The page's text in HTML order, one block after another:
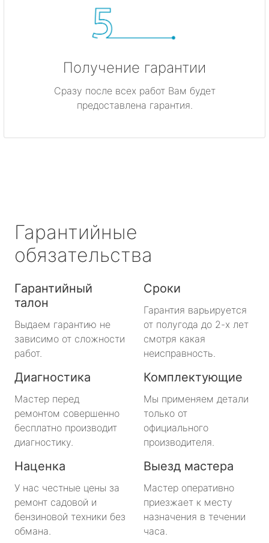
Получение гарантии
Сразу после всех работ Вам будет
предоставлена гарантия.
Гарантийные
обязательства
Гарантийный
талон
Выдаем гарантию не
зависимо от сложности
работ.
Сроки
Гарантия варьируется
от полугода до 2-х лет
смотря какая
неисправность.
Диагностика
Мастер перед
ремонтом совершенно
бесплатно производит
диагностику.
Комплектующие
Мы применяем детали
только от
официального
производителя.
Наценка
У нас честные цены за
ремонт садовой и
бензиновой техники без
обмана.
Выезд мастера
Мастер оперативно
приезжает к месту
назначения в течении
часа.